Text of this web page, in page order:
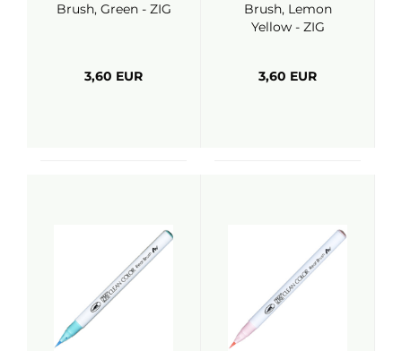
Brush, Green - ZIG
3,60 EUR
Brush, Lemon
Yellow - ZIG
3,60 EUR